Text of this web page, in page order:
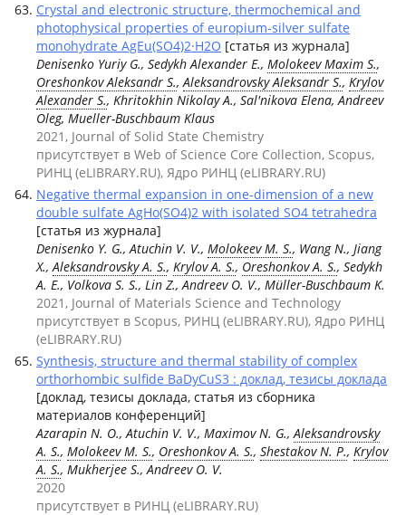
Crystal and electronic structure, thermochemical and
photophysical properties of europium-silver sulfate
monohydrate AgEu(SO4)2·H2O [статья из журнала]
Denisenko Yuriy G., Sedykh Alexander E., Molokeev Maxim S.,
Oreshonkov Aleksandr S.,Aleksandrovsky Aleksandr S., Krylov
Alexander S., Khritokhin Nikolay A., Sal'nikova Elena, Andreev
Oleg, Mueller-Buschbaum Klaus
2021, Journal of Solid State Chemistry
присутствует в Web of Science Core Collection, Scopus,
РИНЦ (eLIBRARY.RU), Ядро РИНЦ (eLIBRARY.RU)
Negative thermal expansion in one-dimension of a new
double sulfate AgHo(SO4)2 with isolated SO4 tetrahedra
[статья из журнала]
Denisenko Y. G., Atuchin V. V., Molokeev M. S., Wang N., Jiang
X.,Aleksandrovsky A. S., Krylov A. S., Oreshonkov A. S., Sedykh
A. E., Volkova S. S., Lin Z., Andreev O. V., Müller-Buschbaum K.
2021, Journal of Materials Science and Technology
присутствует в Scopus, РИНЦ (eLIBRARY.RU), Ядро РИНЦ
(eLIBRARY.RU)
Synthesis, structure and thermal stability of complex
orthorhombic sulfide BaDyCuS3 : доклад, тезисы доклада
[доклад, тезисы доклада, статья из сборника
материалов конференций]
Azarapin N. O., Atuchin V. V., Maximov N. G.,Aleksandrovsky
A. S., Molokeev M. S., Oreshonkov A. S., Shestakov N. P., Krylov
A. S., Mukherjee S., Andreev O. V.
2020
присутствует в РИНЦ (eLIBRARY.RU)